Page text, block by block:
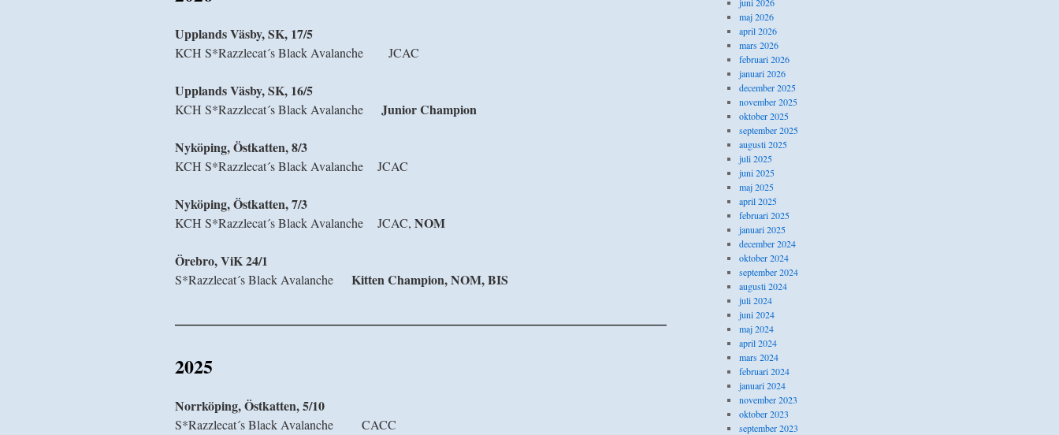
Upplands Väsby, SK, 17/5
KCH S*Razzlecat´s Black Avalanche JCAC
Upplands Väsby, SK, 16/5
KCH S*Razzlecat´s Black Avalanche Junior Champion
Nyköping, Östkatten, 8/3
KCH S*Razzlecat´s Black Avalanche JCAC
Nyköping, Östkatten, 7/3
KCH S*Razzlecat´s Black Avalanche JCAC, NOM
Örebro, ViK 24/1
S*Razzlecat´s Black Avalanche Kitten Champion, NOM, BIS
——————————————————————————
2025
Norrköping, Östkatten, 5/10
S*Razzlecat´s Black Avalanche CACC
maj 2026
april 2026
mars 2026
februari 2026
januari 2026
december 2025
november 2025
oktober 2025
september 2025
augusti 2025
juli 2025
juni 2025
maj 2025
april 2025
februari 2025
januari 2025
december 2024
oktober 2024
september 2024
augusti 2024
juli 2024
juni 2024
maj 2024
april 2024
mars 2024
februari 2024
januari 2024
november 2023
oktober 2023
september 2023